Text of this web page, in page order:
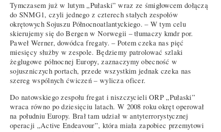
Tymczasem już w lutym „Pułaski” wraz ze śmigłowcem dołączą
do SNMG1, czyli jednego z czterech stałych zespołów
okrętowych Sojuszu Północnoatlantyckiego. – W tym celu
skierujemy się do Bergen w Norwegii – tłumaczy kmdr por.
Paweł Werner, dowódca fregaty. – Potem czeka nas pięć
miesięcy służby w zespole. Będziemy patrolować szlaki
żeglugowe północnej Europy, zaznaczymy obecność w
sojuszniczych portach, przede wszystkim jednak czeka nas
szereg wspólnych ćwiczeń – wylicza oficer.
Do natowskiego zespołu fregat i niszczycieli ORP „Pułaski”
wraca równo po dziesięciu latach. W 2008 roku okręt operował
na południu Europy. Brał tam udział w antyterrorystycznej
operacji „Active Endeavour”, która miała zapobiec przemytowi